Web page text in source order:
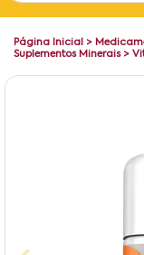
Página Inicial >
Suplementos Minerais>